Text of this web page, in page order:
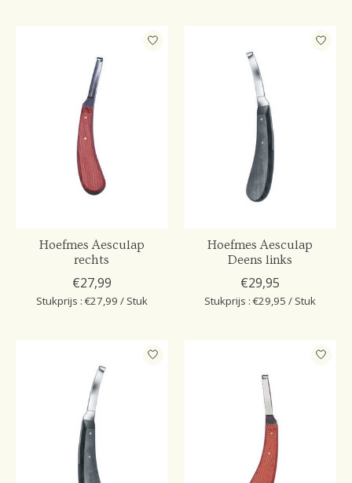
Hoefmes Aesculap
rechts
€27,99
Stukprijs : €27,99 / Stuk
Hoefmes Aesculap
Deens links
€29,95
Stukprijs : €29,95 / Stuk